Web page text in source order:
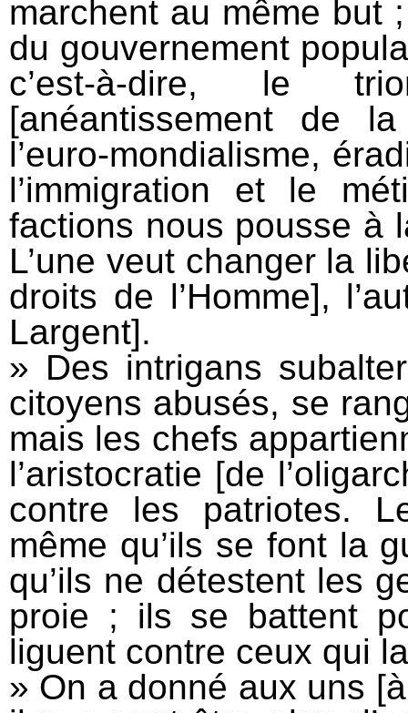
marchent au même but
du gouvernement
c’est-à-dire, le
[anéantissement de
l’euro-mondialisme,
l’immigration et le
factions nous pousse à
L’une veut changer la
droits de l’Homme],
Largent].
» Des intrigans
citoyens abusés, se
mais les chefs
l’aristocratie [de
contre les patriotes.
même qu’ils se font la
qu’ils ne détestent les
proie ; ils se battent
liguent contre ceux qui
» On a donné aux uns